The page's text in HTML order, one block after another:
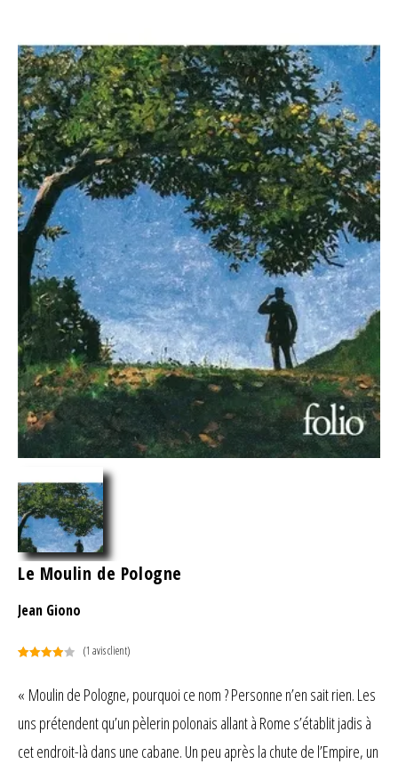
Le Moulin de Pologne
Jean Giono
basé
sur
notation
client
(1 avis client)
« Moulin de Pologne, pourquoi ce nom ? Personne n’en sait rien. Les
uns prétendent qu’un pèlerin polonais allant à Rome s’établit jadis à
cet endroit-là dans une cabane. Un peu après la chute de l’Empire, un